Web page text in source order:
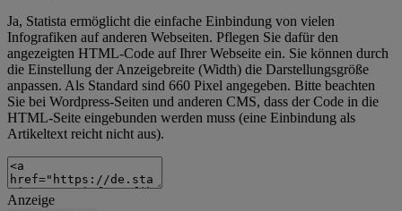
Ja, Statista ermöglicht die einfache Einbindung von vielen
Infografiken auf anderen Webseiten. Pflegen Sie dafür den
angezeigten HTML-Code auf Ihrer Webseite ein. Sie können durch
die Einstellung der Anzeigebreite (Width) die Darstellungsgröße
anpassen. Als Standard sind 660 Pixel angegeben. Bitte beachten
Sie bei Wordpress-Seiten und anderen CMS, dass der Code in die
HTML-Seite eingebunden werden muss (eine Einbindung als
Artikeltext reicht nicht aus).
Anzeige